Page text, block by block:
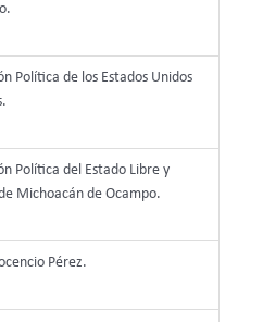
Política de los Estados Unidos
Política del Estado Libre y
Michoacán de Ocampo.
Pérez.